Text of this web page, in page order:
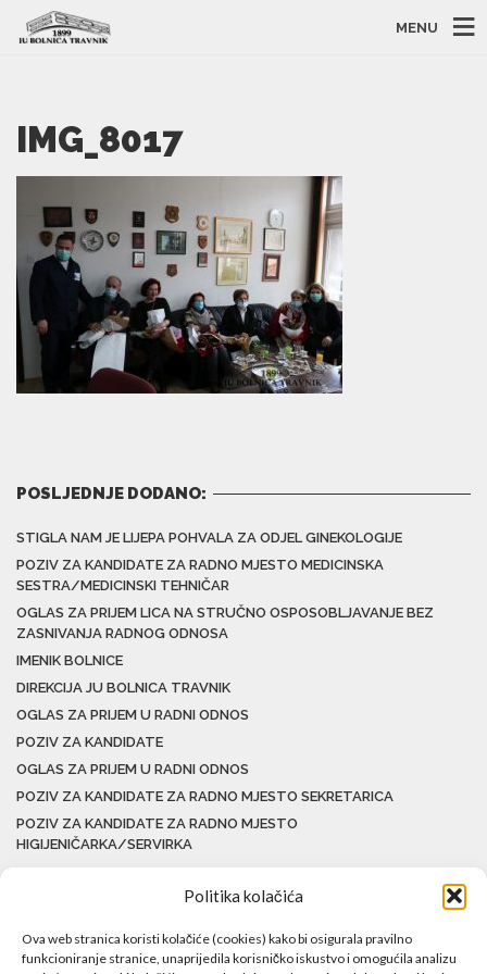
Politika kolačića
Ova web stranica koristi kolačiće (cookies) kako bi osigurala pravilno
funkcioniranje stranice, unaprijedila korisničko iskustvo i omogućila analizu
MENU
IMG_8017
POSLJEDNJE DODANO:
STIGLA NAM JE LIJEPA POHVALA ZA ODJEL GINEKOLOGIJE
POZIV ZA KANDIDATE ZA RADNO MJESTO MEDICINSKA
SESTRA/MEDICINSKI TEHNIČAR
OGLAS ZA PRIJEM LICA NA STRUČNO OSPOSOBLJAVANJE BEZ
ZASNIVANJA RADNOG ODNOSA
IMENIK BOLNICE
DIREKCIJA JU BOLNICA TRAVNIK
OGLAS ZA PRIJEM U RADNI ODNOS
POZIV ZA KANDIDATE
OGLAS ZA PRIJEM U RADNI ODNOS
POZIV ZA KANDIDATE ZA RADNO MJESTO SEKRETARICA
POZIV ZA KANDIDATE ZA RADNO MJESTO
HIGIJENIČARKA/SERVIRKA